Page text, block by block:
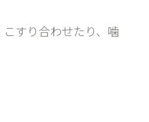
すり合わせたり、噛